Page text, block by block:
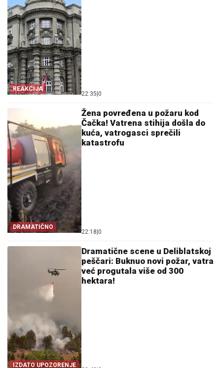
REAKCIJA
22:35 0
DRAMATIČNO
Žena povređena u požaru kod
Čačka! Vatrena stihija došla do
kuća, vatrogasci sprečili
katastrofu
22:18 0
IZDATO UPOZORENJE
Dramatične scene u Deliblatskoj
peščari: Buknuo novi požar, vatra
već progutala više od 300
hektara!